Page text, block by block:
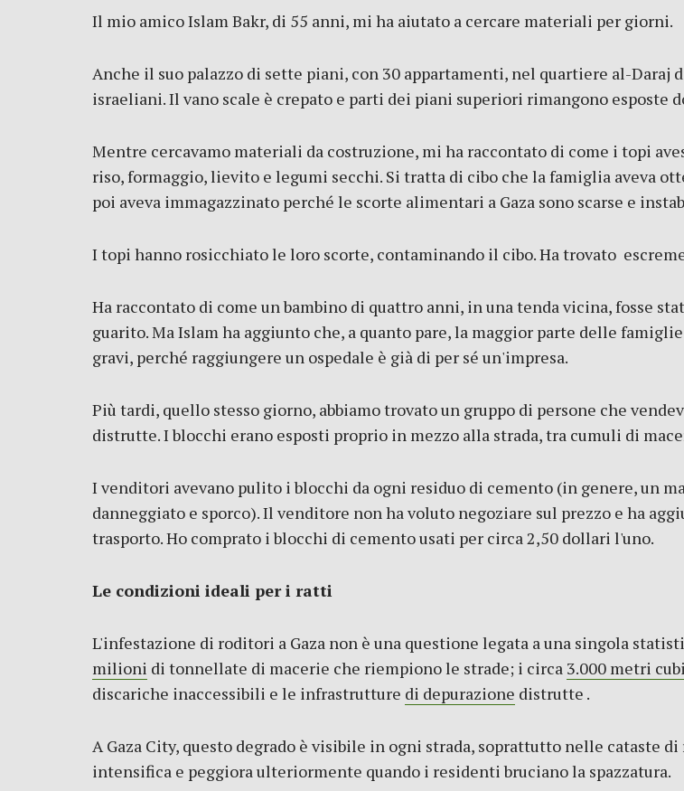
Il mio amico Islam Bakr, di 55 anni, mi ha aiutato a cercare materiali per giorni.
Anche il suo palazzo di sette piani, con 30 appartamenti, nel quartiere al-Daraj
israeliani. Il vano scale è crepato e parti dei piani superiori rimangono esposte
Mentre cercavamo materiali da costruzione, mi ha raccontato di come i topi
riso, formaggio, lievito e legumi secchi. Si tratta di cibo che la famiglia aveva
poi aveva immagazzinato perché le scorte alimentari a Gaza sono scarse e
I topi hanno rosicchiato le loro scorte, contaminando il cibo. Ha trovato
Ha raccontato di come un bambino di quattro anni, in una tenda vicina, fosse
guarito. Ma Islam ha aggiunto che, a quanto pare, la maggior parte delle
gravi, perché raggiungere un ospedale è già di per sé un'impresa.
Più tardi, quello stesso giorno, abbiamo trovato un gruppo di persone che
distrutte. I blocchi erano esposti proprio in mezzo alla strada, tra cumuli di
I venditori avevano pulito i blocchi da ogni residuo di cemento (in genere, un
danneggiato e sporco). Il venditore non ha voluto negoziare sul prezzo e ha
trasporto. Ho comprato i blocchi di cemento usati per circa 2,50 dollari l'uno.
Le condizioni ideali per i ratti
L'infestazione di roditori a Gaza non è una questione legata a una singola
milioni di tonnellate di macerie che riempiono le strade; i circa 3.000 metri cubi
discariche inaccessibili e le infrastrutture di depurazione distrutte .
A Gaza City, questo degrado è visibile in ogni strada, soprattutto nelle cataste
intensifica e peggiora ulteriormente quando i residenti bruciano la spazzatura.